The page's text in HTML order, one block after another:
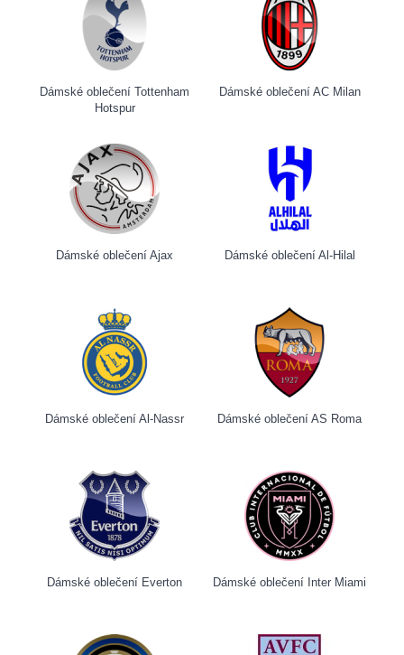
Dámské oblečení Tottenham
Hotspur
Dámské oblečení AC Milan
Dámské oblečení Ajax Dámské oblečení Al-Hilal
Dámské oblečení Al-Nassr Dámské oblečení AS Roma
Dámské oblečení Everton Dámské oblečení Inter Miami